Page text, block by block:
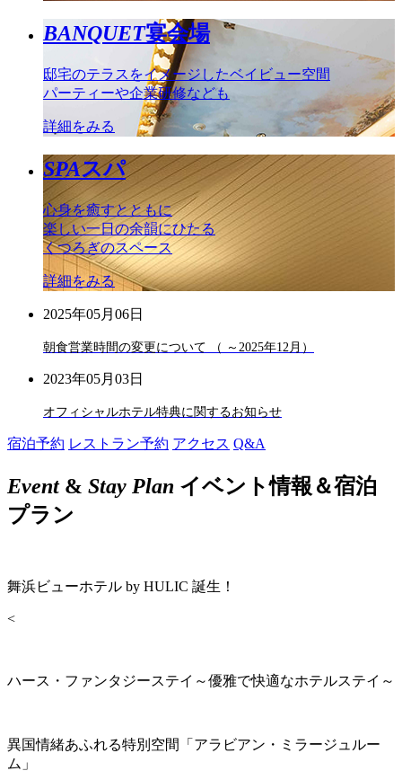
BANQUET宴会場
邸宅のテラスをイメージしたベイビュー空間
パーティーや企業研修なども
詳細をみる
SPAスパ
心身を癒すとともに
楽しい一日の余韻にひたる
くつろぎのスペース
詳細をみる
2025年05月06日
朝食営業時間の変更について （ ～2025年12月）
2023年05月03日
オフィシャルホテル特典に関するお知らせ
宿泊予約 レストラン予約 アクセス Q&A
Event& Stay Plan イベント情報＆宿泊
プラン
舞浜ビューホテル by HULIC 誕生！
<
ハース・ファンタジーステイ～優雅で快適なホテルステイ～
異国情緒あふれる特別空間「アラビアン・ミラージュルー
ム」